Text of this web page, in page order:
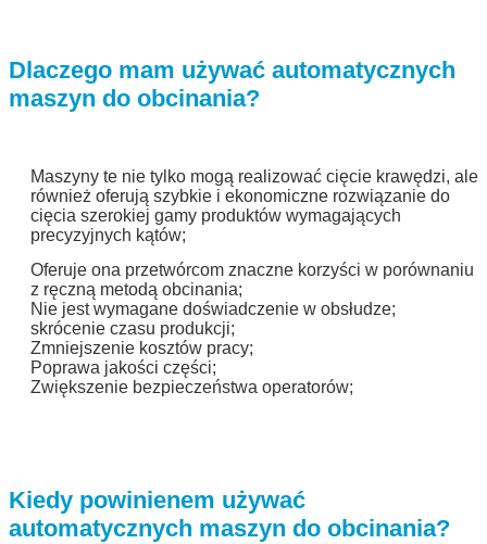
Dlaczego mam używać automatycznych
maszyn do obcinania?
Maszyny te nie tylko mogą realizować cięcie krawędzi, ale
również oferują szybkie i ekonomiczne rozwiązanie do
cięcia szerokiej gamy produktów wymagających
precyzyjnych kątów;
Oferuje ona przetwórcom znaczne korzyści w porównaniu
z ręczną metodą obcinania;
Nie jest wymagane doświadczenie w obsłudze;
skrócenie czasu produkcji;
Zmniejszenie kosztów pracy;
Poprawa jakości części;
Zwiększenie bezpieczeństwa operatorów;
Kiedy powinienem używać
automatycznych maszyn do obcinania?